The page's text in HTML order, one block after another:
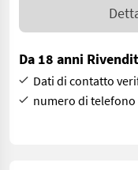
Da 18 anni
Dati di contatto
numero di